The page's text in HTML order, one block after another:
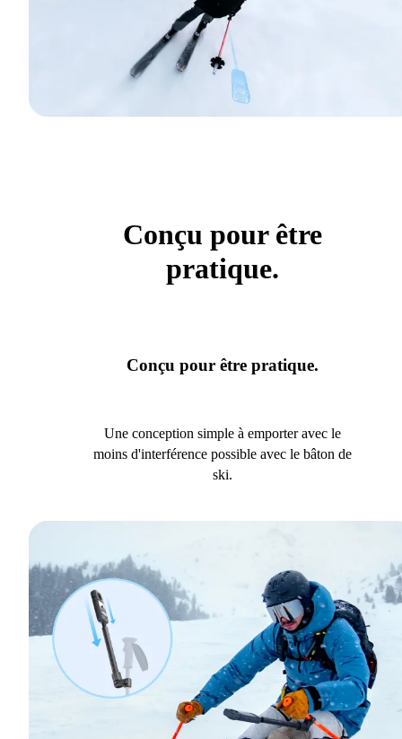
Conçu pour être
pratique.
Conçu pour être pratique.
Une conception simple à emporter avec le
moins d'interférence possible avec le bâton de
ski.